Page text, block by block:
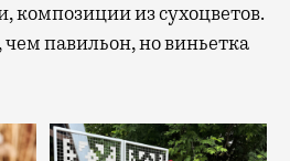
композиции из сухоцветов.
чем павильон, но виньетка